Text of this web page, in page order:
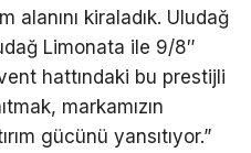
alanını kiraladık. Uludağ
Limonata ile 9/8″
hattındaki bu prestijli
markamızın
gücünü yansıtıyor.”